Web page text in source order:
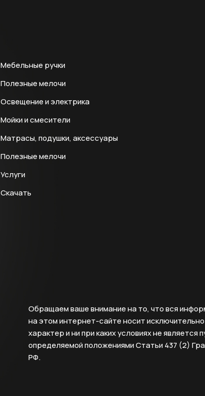
Мебельные ручки
Полезные мелочи
Освещение и электрика
Мойки и смесители
Матрасы, подушки, аксессуары
Полезные мелочи
Услуги
Скачать
Обращаем ваше внимание на то, что вся
на этом интернет-сайте носит
характер и ни при каких условиях не является
определяемой положениями Статьи 437 (2)
РФ.